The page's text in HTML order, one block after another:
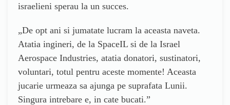
israelieni sperau la un succes.
„De opt ani si jumatate lucram la aceasta naveta.
Atatia ingineri, de la SpaceIL si de la Israel
Aerospace Industries, atatia donatori, sustinatori,
voluntari, totul pentru aceste momente! Aceasta
jucarie urmeaza sa ajunga pe suprafata Lunii.
Singura intrebare e, in cate bucati.”